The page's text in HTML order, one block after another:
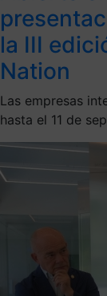
la III
Nation
Las empresas
hasta el 11 de